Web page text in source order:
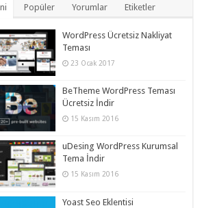
Popüler Yorumlar Etiketler
WordPress Ücretsiz Nakliyat
Teması
23 Ocak 2017
BeTheme WordPress Teması
Ücretsiz İndir
15 Kasım 2016
uDesing WordPress Kurumsal
Tema İndir
15 Kasım 2016
Yoast Seo Eklentisi